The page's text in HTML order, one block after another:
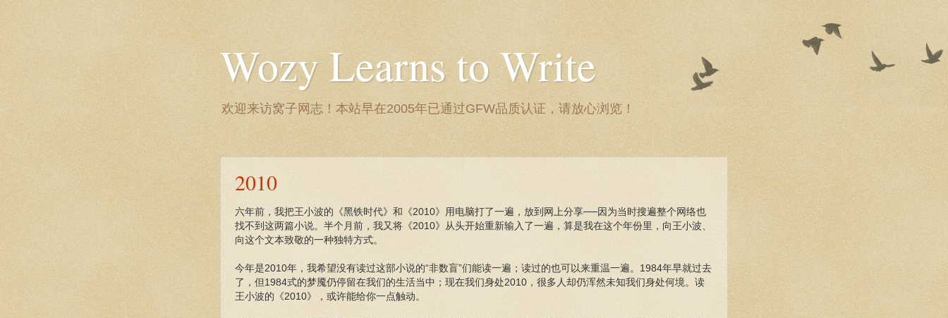
Wozy Learns to Write
欢迎来访窝子网志！本站早在2005年已通过GFW品质认证，请放心浏览！
2010
六年前，我把王小波的《黑铁时代》和《2010》用电脑打了一遍，放到网上分享──因为当时搜遍整个网络也
找不到这两篇小说。半个月前，我又将《2010》从头开始重新输入了一遍，算是我在这个年份里，向王小波、
向这个文本致敬的一种独特方式。
今年是2010年，我希望没有读过这部小说的“非数盲”们能读一遍；读过的也可以来重温一遍。1984年早就过去
了，但1984式的梦魇仍停留在我们的生活当中；现在我们身处2010，很多人却仍浑然未知我们身处何境。读
王小波的《2010》，或许能给你一点触动。